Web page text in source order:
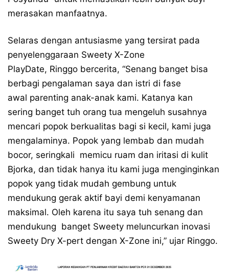
merasakan manfaatnya.
Selaras dengan antusiasme yang tersirat pada
penyelenggaraan Sweety X-Zone
PlayDate, Ringgo bercerita, “Senang banget bisa
berbagi pengalaman saya dan istri di fase
awal parenting anak-anak kami. Katanya kan
sering banget tuh orang tua mengeluh susahnya
mencari popok berkualitas bagi si kecil, kami juga
mengalaminya. Popok yang lembab dan mudah
bocor, seringkali memicu ruam dan iritasi di kulit
Bjorka, dan tidak hanya itu kami juga menginginkan
popok yang tidak mudah gembung untuk
mendukung gerak aktif bayi demi kenyamanan
maksimal. Oleh karena itu saya tuh senang dan
mendukung banget Sweety meluncurkan inovasi
Sweety Dry X-pert dengan X-Zone ini,” ujar Ringgo.